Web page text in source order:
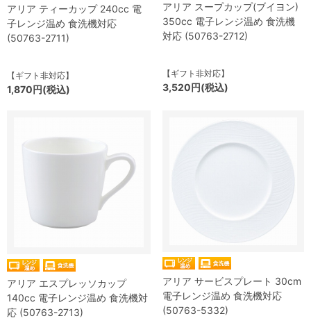
アリア ティーカップ 240cc 電
子レンジ温め 食洗機対応
(50763-2711)
【ギフト非対応】
1,870円(税込)
アリア スープカップ(ブイヨン)
350cc 電子レンジ温め 食洗機
対応 (50763-2712)
【ギフト非対応】
3,520円(税込)
アリア エスプレッソカップ
140cc 電子レンジ温め 食洗機対
応 (50763-2713)
アリア サービスプレート 30cm
電子レンジ温め 食洗機対応
(50763-5332)